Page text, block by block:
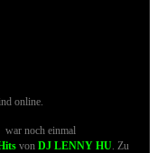
online.
war noch einmal
von DJ LENNY HU Zu